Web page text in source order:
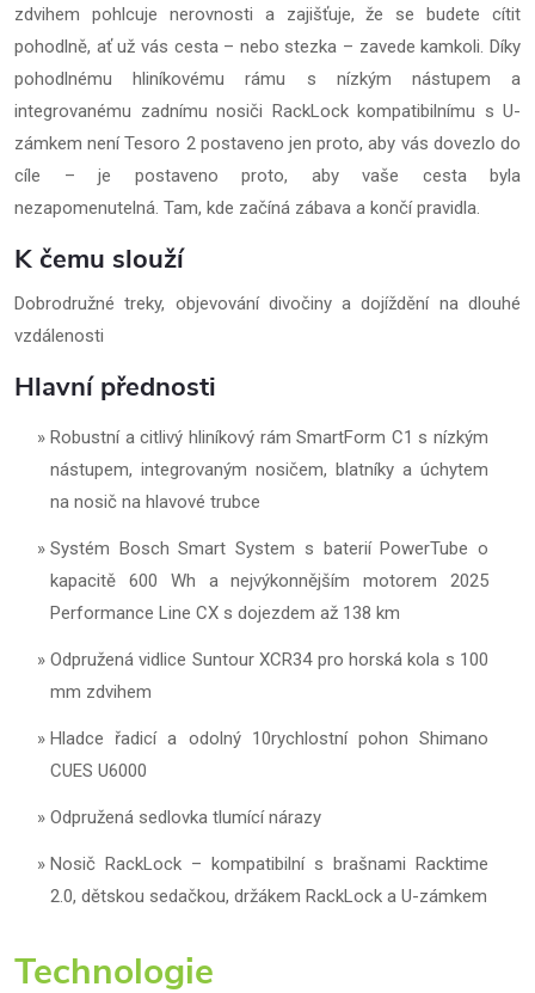
zdvihem pohlcuje nerovnosti a zajišťuje, že se budete cítit
pohodlně, ať už vás cesta – nebo stezka – zavede kamkoli. Díky
pohodlnému hliníkovému rámu s nízkým nástupem a
integrovanému zadnímu nosiči RackLock kompatibilnímu s U-
zámkem není Tesoro 2 postaveno jen proto, aby vás dovezlo do
cíle – je postaveno proto, aby vaše cesta byla
nezapomenutelná. Tam, kde začíná zábava a končí pravidla.
K čemu slouží
Dobrodružné treky, objevování divočiny a dojíždění na dlouhé
vzdálenosti
Hlavní přednosti
Robustní a citlivý hliníkový rám SmartForm C1 s nízkým
nástupem, integrovaným nosičem, blatníky a úchytem
na nosič na hlavové trubce
Systém Bosch Smart System s baterií PowerTube o
kapacitě 600 Wh a nejvýkonnějším motorem 2025
Performance Line CX s dojezdem až 138 km
Odpružená vidlice Suntour XCR34 pro horská kola s 100
mm zdvihem
Hladce řadicí a odolný 10rychlostní pohon Shimano
CUES U6000
Odpružená sedlovka tlumící nárazy
Nosič RackLock – kompatibilní s brašnami Racktime
2.0, dětskou sedačkou, držákem RackLock a U-zámkem
Technologie